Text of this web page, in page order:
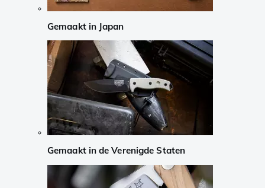
Gemaakt in Japan
Gemaakt in de Verenigde Staten